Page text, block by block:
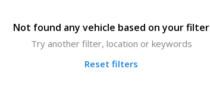
Not found any vehicle based on your filter
Try another filter, location or keywords
Reset filters